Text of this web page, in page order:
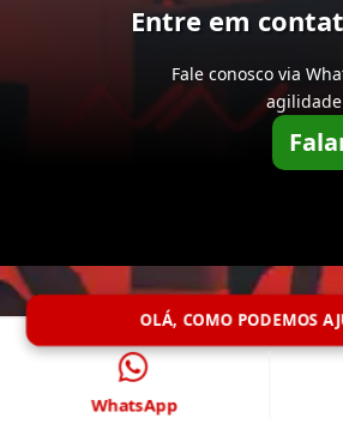
Entre em
Fale conosco via
OLÁ, COMO PODEMOS
WhatsApp